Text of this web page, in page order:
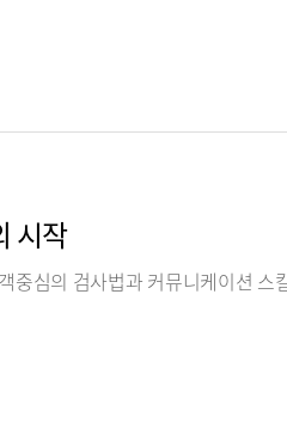
시작
중심의 검사법과 커뮤니케이션 스